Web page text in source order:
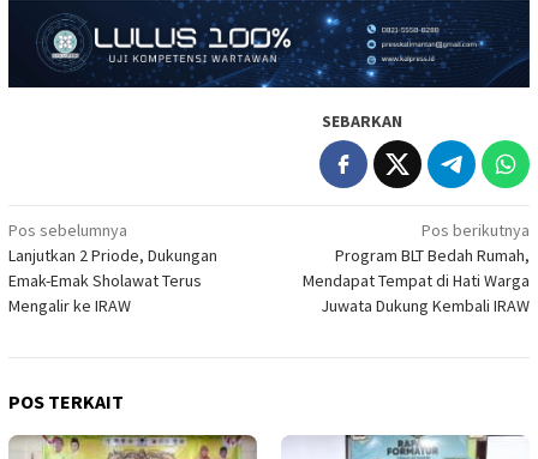
SEBARKAN
Navigasi
pos
Pos sebelumnya
Lanjutkan 2 Priode, Dukungan
Emak-Emak Sholawat Terus
Mengalir ke IRAW
Pos berikutnya
Program BLT Bedah Rumah,
Mendapat Tempat di Hati Warga
Juwata Dukung Kembali IRAW
POS TERKAIT